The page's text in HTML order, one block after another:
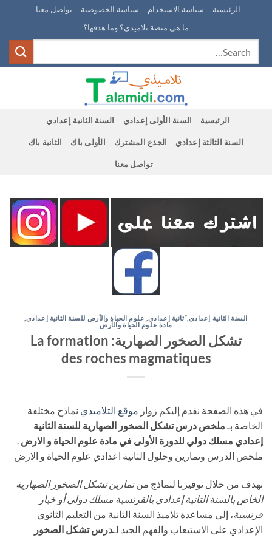
content
الرئيسية سياسة الاستخدام سياسة الخصوصية
تواصل معنا
ما هي منصة تلاميذي؟ وما هدفها؟
الرئيسية السنة الأولى إعدادي السنة الثانية إعدادي
السنة الثالثة إعدادي الجذع المشترك الأولى باك الثانية باك
تواصل معنا
السنة الثانية إعدادي ,ُثانية إعدادي علوم الحياة والأرض للسنة الثانية إعدادي
مادة علوم الحياة والأرض
تشكل الصخور الصهارية: La formation
des roches magmatiques
في هذه الصفحة نقدم إليكم زوار موقع التلاميذي نماذج مختلفة
الخاصة بـ ملخص درس تشكل الصخور الصهارية للسنة الثانية
إعدادي مسلك دولي للدورة الأولى في مادة علوم الحياة و الارض
ملخص الدرس وتمارين وحلول الثانية اعدادي علوم الحياة و الارض
نهدف من خلال توفيرنا لنماذج منتمارين تشكل الصخور الصهارية
الخاص بالسنة الثانية إعدادي بالفرنسية مسلك دولي أو خيار
فرنسية، إلى مساعدة تلاميذ السنة الثانية من التعليم الثانوي
الإعدادي على الاستيعاب والفهم الجيد لـ درس تشكل الصخور